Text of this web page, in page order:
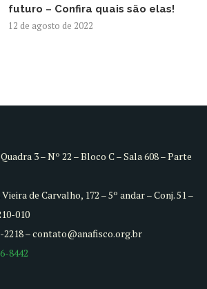
futuro – Confira quais são elas!
12 de agosto de 2022
3 – Nº 22 – Bloco C – Sala 608 – Parte
de Carvalho, 172 – 5º andar – Conj. 51 –
010
2218 – contato@anafisco.org.br
8442